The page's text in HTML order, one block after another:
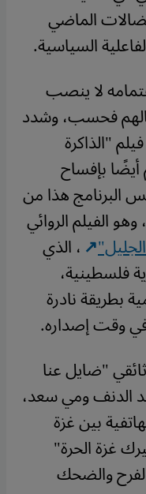
الماضي
السياسية.
لا ينصب
فحسب، وشدد
"الذاكرة
أيضًا بإفساح
البرنامج هذا من
الفيلم الروائي
، الذي
فلسطينية،
بطريقة نادرة
وقت إصداره.
"ضايل عنا
أحمد الدنف ومي سعد،
بين غزة
غزة الحرة"
والضحك